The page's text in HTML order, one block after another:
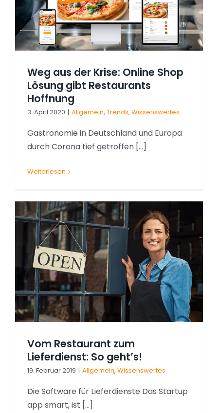
Weg aus der Krise: Online Shop
Lösung gibt Restaurants
Hoffnung
3. April 2020 | Allgemein, Trends, Wissenswertes
Gastronomie in Deutschland und Europa
durch Corona tief getroffen [...]
Weiterlesen
Vom Restaurant zum
Lieferdienst: So geht’s!
19. Februar 2019 | Allgemein, Wissenswertes
Die Software für Lieferdienste Das Startup
app smart, ist [...]